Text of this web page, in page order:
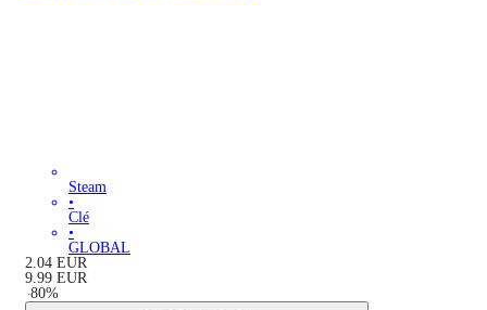
Steam
•
Clé
•
GLOBAL
2.04 EUR
9.99 EUR
-80%